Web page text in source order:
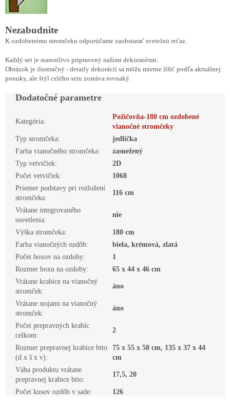
Nezabudnite
K ozdobenému stromčeku odporúčame zaobstarať svetelnú reťaz.
Každý set je starostlivo pripravený našimi dekoratérmi.
Obrázok je ilustračný - detaily dekorácií sa môžu mierne líšiť podľa aktuálnej
ponuky, ale štýl celého setu zostáva rovnaký.
Dodatočné parametre
Kategória:
Požičovňa-180 cm ozdobené
vianočné stromčeky
Typ stromčeka:
jedlička
Farba vianočného stromčeka:
zasnežený
Typ vetvičiek:
2D
Počet vetvičiek:
1068
Priemer podstavy pri rozložení
stromčeka:
116 cm
Vrátane integrovaného
osvetlenia:
nie
Výška stromčeka:
180 cm
Farba vianočných ozdôb:
biela, krémová, zlatá
Počet boxov na ozdoby:
1
Rozmer boxu na ozdoby:
65 x 44 x 46 cm
Vrátane krabice na vianočný
stromček:
áno
Vrátane stojanu na vianočný
stromček:
áno
Počet prepravných krabíc
celkom:
2
Rozmer prepravnej krabice btto
(d x š x v):
75 x 55 x 50 cm, 135 x 37 x 44
cm
Váha produktu vrátane
prepravnej krabice btto:
17,5, 20
Počet kusov ozdôb v sade: 126